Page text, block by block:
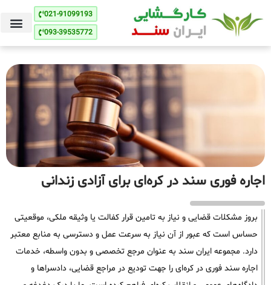
021-91099193
093-39535772
اجاره فوری سند در کره‌ای برای آزادی زندانی
بروز مشکلات قضایی و نیاز به تامین قرار کفالت یا وثیقه ملکی، موقعیتی
حساس است که عبور از آن نیاز به سرعت عمل و دسترسی به منابع معتبر
دارد. مجموعه ایران سند به عنوان مرجع تخصصی و بدون واسطه، خدمات
اجاره سند فوری در کره‌ای را جهت تودیع در مراجع قضایی، دادسراها و